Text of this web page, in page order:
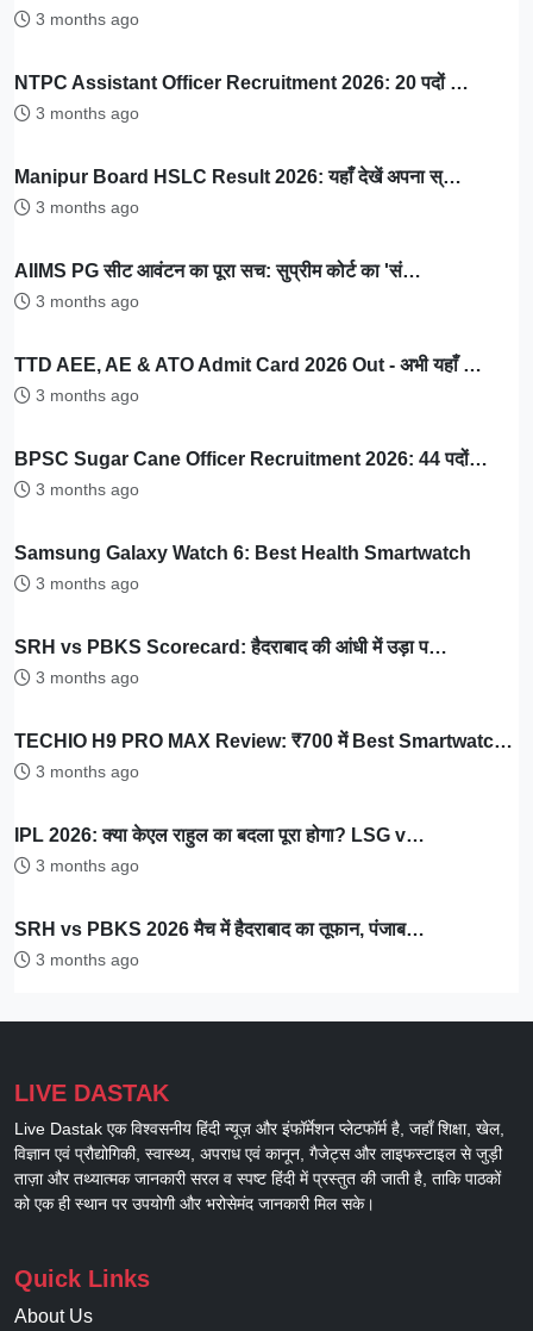
3 months ago
NTPC Assistant Officer Recruitment 2026: 20 पदों …
3 months ago
Manipur Board HSLC Result 2026: यहाँ देखें अपना स्…
3 months ago
AIIMS PG सीट आवंटन का पूरा सच: सुप्रीम कोर्ट का 'सं…
3 months ago
TTD AEE, AE & ATO Admit Card 2026 Out - अभी यहाँ …
3 months ago
BPSC Sugar Cane Officer Recruitment 2026: 44 पदों…
3 months ago
Samsung Galaxy Watch 6: Best Health Smartwatch
3 months ago
SRH vs PBKS Scorecard: हैदराबाद की आंधी में उड़ा प…
3 months ago
TECHIO H9 PRO MAX Review: ₹700 में Best Smartwatc…
3 months ago
IPL 2026: क्या केएल राहुल का बदला पूरा होगा? LSG v…
3 months ago
SRH vs PBKS 2026 मैच में हैदराबाद का तूफान, पंजाब…
3 months ago
LIVE DASTAK
Live Dastak एक विश्वसनीय हिंदी न्यूज़ और इंफॉर्मेशन प्लेटफॉर्म है, जहाँ शिक्षा, खेल,
विज्ञान एवं प्रौद्योगिकी, स्वास्थ्य, अपराध एवं कानून, गैजेट्स और लाइफस्टाइल से जुड़ी
ताज़ा और तथ्यात्मक जानकारी सरल व स्पष्ट हिंदी में प्रस्तुत की जाती है, ताकि पाठकों
को एक ही स्थान पर उपयोगी और भरोसेमंद जानकारी मिल सके।
Quick Links
About Us